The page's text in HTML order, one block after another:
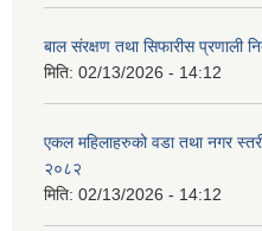
बाल संरक्षण तथा सिफारीस प्रणाली
मिति: 02/13/2026 - 14:12
एकल महिलाहरुको वडा तथा नगर
२०८२
मिति: 02/13/2026 - 14:12